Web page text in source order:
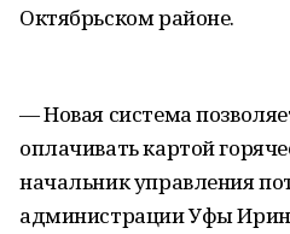
Октябрьском районе.
— Новая система
оплачивать картой
начальник управления
администрации Уфы